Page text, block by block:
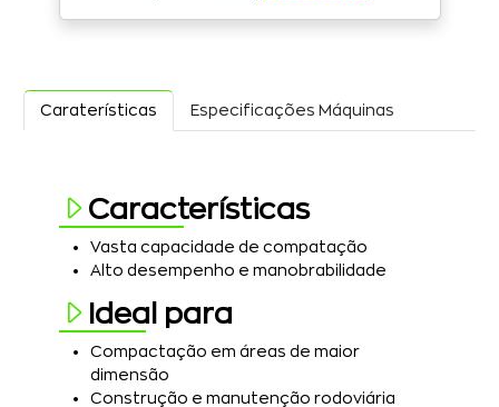
Caraterísticas Especificações Máquinas
Características
Vasta capacidade de compatação
Alto desempenho e manobrabilidade
Ideal para
Compactação em áreas de maior
dimensão
Construção e manutenção rodoviária